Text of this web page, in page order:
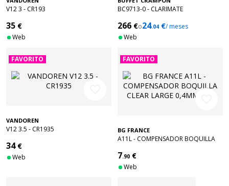
V12 3 - CR193
35 €
Web
BC9713-0 - CLARIMATE
266 €o24.04 €/ meses
Web
FAVORITO
VANDOREN
V12 3.5 - CR1935
34€
Web
FAVORITO
BG FRANCE
A11L - COMPENSADOR BOQUILLA
7.90 €
Web